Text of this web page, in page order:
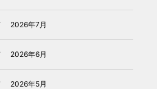
2026年7月
2026年6月
2026年5月